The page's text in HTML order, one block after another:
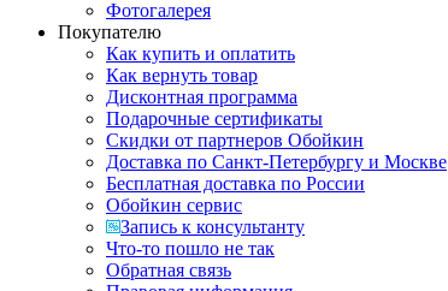
Фотогалерея
Покупателю
Как купить и оплатить
Как вернуть товар
Дисконтная программа
Подарочные сертификаты
Скидки от партнеров Обойкин
Доставка по Санкт-Петербургу и Москве
Бесплатная доставка по России
Обойкин сервис
Запись к консультанту
Что-то пошло не так
Обратная связь